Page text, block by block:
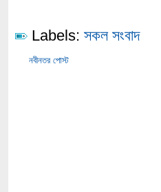
Labels: সকল সংবাদ
নবীনতর পোস্ট